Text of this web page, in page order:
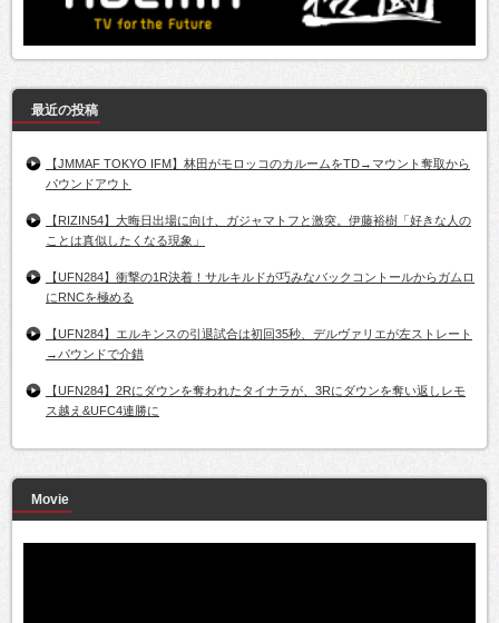
最近の投稿
【JMMAF TOKYO IFM】林田がモロッコのカルームをTD→マウント奪取から
パウンドアウト
【RIZIN54】大晦日出場に向け、ガジャマトフと激突。伊藤裕樹「好きな人の
ことは真似したくなる現象」
【UFN284】衝撃の1R決着！サルキルドが巧みなバックコントールからガムロ
にRNCを極める
【UFN284】エルキンスの引退試合は初回35秒、デルヴァリエが左ストレート
→パウンドで介錯
【UFN284】2Rにダウンを奪われたタイナラが、3Rにダウンを奪い返しレモ
ス越え&UFC4連勝に
Movie